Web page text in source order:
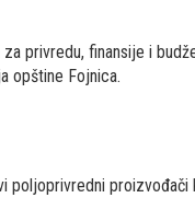
za privredu, finansije i
opštine Fojnica.
poljoprivredni